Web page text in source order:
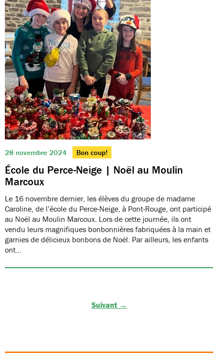
28 novembre 2024 Bon coup!
École du Perce-Neige | Noël au Moulin
Marcoux
Le 16 novembre dernier, les élèves du groupe de madame
Caroline, de l’école du Perce-Neige, à Pont-Rouge, ont participé
au Noël au Moulin Marcoux. Lors de cette journée, ils ont
vendu leurs magnifiques bonbonnières fabriquées à la main et
garnies de délicieux bonbons de Noël. Par ailleurs, les enfants
ont…
Suivant →